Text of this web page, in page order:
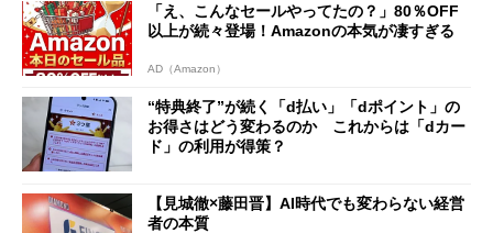
「え、こんなセールやってたの？」80％OFF
以上が続々登場！Amazonの本気が凄すぎる
AD（Amazon）
“特典終了”が続く「d払い」「dポイント」の
お得さはどう変わるのか これからは「dカー
ド」の利用が得策？
【見城徹×藤田晋】AI時代でも変わらない経営
者の本質